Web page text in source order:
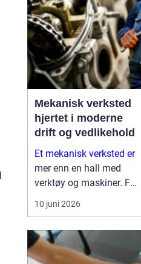
Mekanisk verksted
hjertet i moderne
drift og vedlikehold
Et mekanisk verksted er
mer enn en hall med
verktøy og maskiner. For
mange bedrifter er
verkstedet selve
gjør at produksjon,
anleggsdrift og transport
10 juni 2026